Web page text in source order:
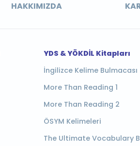
HAKKIMIZDA
YDS & YÖKDİL Kitapları
İngilizce Kelime Bulmacası
More Than Reading 1
More Than Reading 2
ÖSYM Kelimeleri
The Ultimate Vocabulary